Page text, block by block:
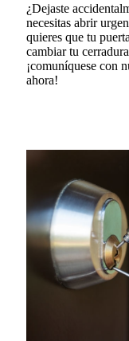
¿Dejaste
necesitas abrir
quieres que tu
cambiar tu
¡comuníquese con
ahora!